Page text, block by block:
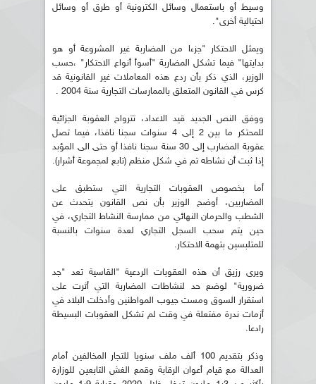
وسيط أو باستعمال وسائل الكترونية أو طرق أو وسائل
احتيالية أخرى".
ويمثل الاحتكار "جزءا من المضاربة غير المشروعة أو هو
بدايتها" فيما تشكل المضاربة "أسوأ أنواع الاحتكار" ،حسب
الوزير، الذي ذكر بأن ردع هذه المعاملات غير القانونية قد
كرس في القانون المتعلق بالممارسات التجارية سنة 2004 .
ووفق النص الجديد قيد الاعداد، تترواح العقوبة الجزائية
للمحتكر ما بين 2 إلى 4 سنوات سجنا نافذا، فيما تصل
عقوبة المضارب إلى 30 سنة سجنا نافذا أو حتى الى المؤبد
إذا ثبت أن نشاطه تم في شكل منظم (تابع لمجموعة أشرار).
أما بخصوص العقوبات التجارية التي ستطبق على
المضاربين، أوضح الوزير بأن نص القانون يتحدث عن
الشطب والحرمان النهائي من ممارسة النشاط التجاري، في
حين يتم سحب السجل التجاري لعدة سنوات بالنسبة
للمتلبسين بتهمة الاحتكار.
ويرى رزيق أن هذه العقوبات الردعية "القاسية تعد "جد
ضرورية" لوضع حد لنشاطات المضاربة التي أثرت على
استقرار السوق ومست جيوب المواطنين وأدخلت البلاد في
أزمات ندرة مفتعلة في وقت لم تشكل العقوبات البسيطة
رادعا.
وذكر بتقديم 100 ألف ملف سنويا للتجار المخالفين أمام
العدالة مع قيام أعوان الرقابة وقمع الغش التابعين للوزارة